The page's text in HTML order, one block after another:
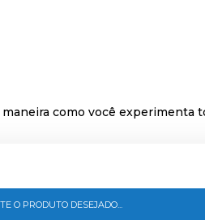
como você experimenta